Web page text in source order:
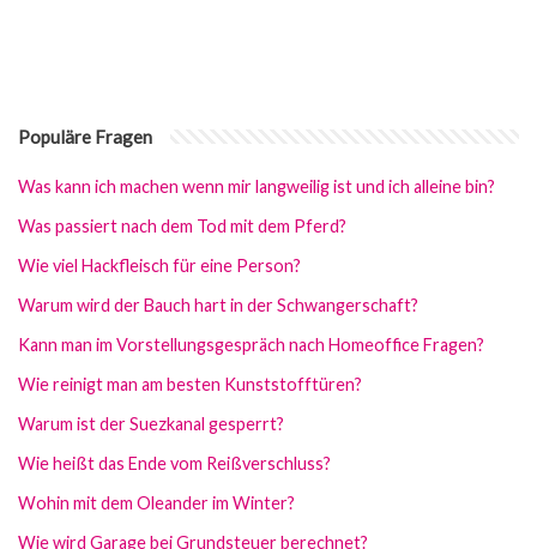
Populäre Fragen
Was kann ich machen wenn mir langweilig ist und ich alleine bin?
Was passiert nach dem Tod mit dem Pferd?
Wie viel Hackfleisch für eine Person?
Warum wird der Bauch hart in der Schwangerschaft?
Kann man im Vorstellungsgespräch nach Homeoffice Fragen?
Wie reinigt man am besten Kunststofftüren?
Warum ist der Suezkanal gesperrt?
Wie heißt das Ende vom Reißverschluss?
Wohin mit dem Oleander im Winter?
Wie wird Garage bei Grundsteuer berechnet?